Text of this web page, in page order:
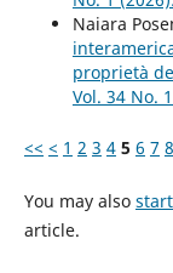
Naiara
proprietà
Vol. 34 No.
<< < 1 2 3 4 5 6 7 8
You may also
article.